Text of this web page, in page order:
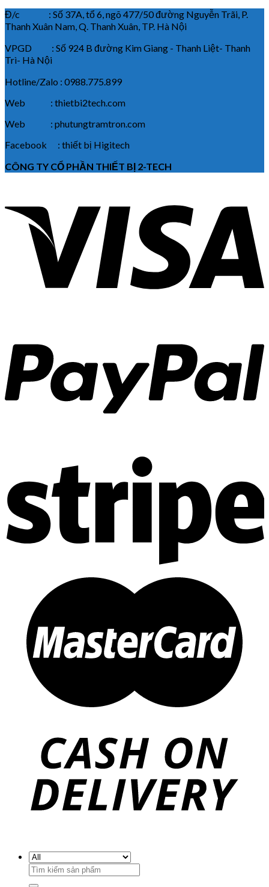
Đ/c : Số 37A, tổ 6, ngõ 477/50 đường Nguyễn Trãi, P.
Thanh Xuân Nam, Q. Thanh Xuân, TP. Hà Nội
VPGD : Số 924 B đường Kim Giang - Thanh Liệt- Thanh
Trì- Hà Nội
Hotline/Zalo : 0988.775.899
Web : thietbi2tech.com
Web : phutungtramtron.com
Facebook : thiết bị Higitech
CÔNG TY CỔ PHẦN THIẾT BỊ 2-TECH
Search
for: